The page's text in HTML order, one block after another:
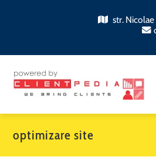
str.
optimizare site